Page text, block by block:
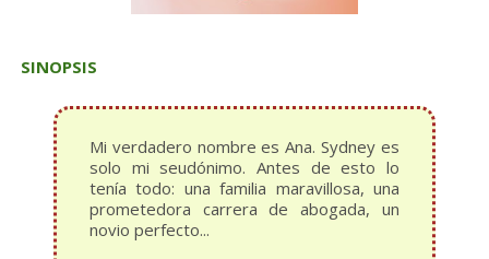
SINOPSIS
Mi verdadero nombre es Ana. Sydney es
solo mi seudónimo. Antes de esto lo
tenía todo: una familia maravillosa, una
prometedora carrera de abogada, un
novio perfecto...